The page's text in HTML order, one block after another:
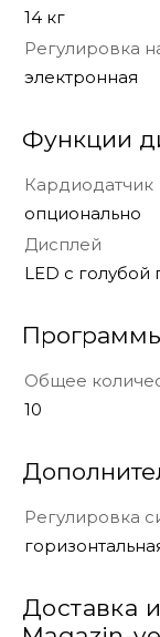
14 кг
Регулировка
электронная
Функции
Кардиодатчик
опционально
Дисплей
LED с голубой
Общее
10
Регулировка
Доставка